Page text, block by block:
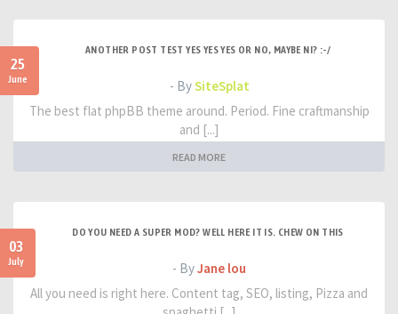
25
June
ANOTHER POST TEST YES YES YES OR NO, MAYBE NI? :-/
- BySiteSplat
The best flat phpBB theme around. Period. Fine craftmanship
and [...]
READ MORE
03
July
DO YOU NEED A SUPER MOD? WELL HERE IT IS. CHEW ON THIS
- ByJane lou
All you need is right here. Content tag, SEO, listing, Pizza and